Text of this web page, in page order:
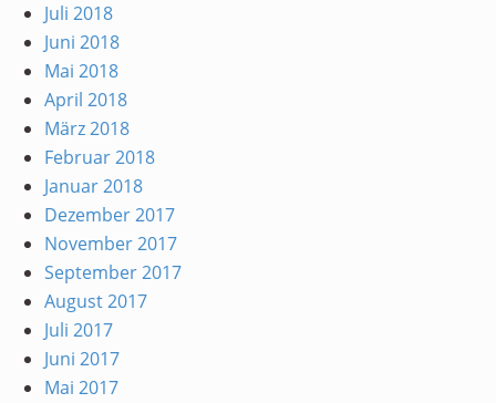
Juli 2018
Juni 2018
Mai 2018
April 2018
März 2018
Februar 2018
Januar 2018
Dezember 2017
November 2017
September 2017
August 2017
Juli 2017
Juni 2017
Mai 2017